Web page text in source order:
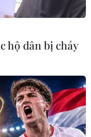
Việt Nam trên
hộ dân bị cháy